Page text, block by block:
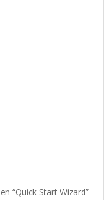
“Quick Start Wizard”